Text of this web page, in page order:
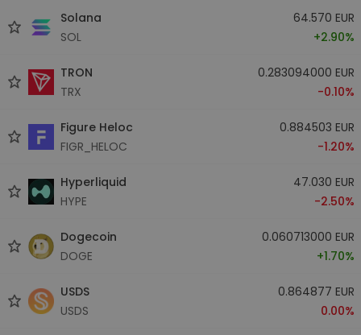
Solana
SOL
64.570 EUR
+2.90%
TRON
TRX
0.283094000 EUR
-0.10%
Figure Heloc
FIGR_HELOC
0.884503 EUR
-1.20%
Hyperliquid
HYPE
47.030 EUR
-2.50%
Dogecoin
DOGE
0.060713000 EUR
+1.70%
USDS
USDS
0.864877 EUR
0.00%